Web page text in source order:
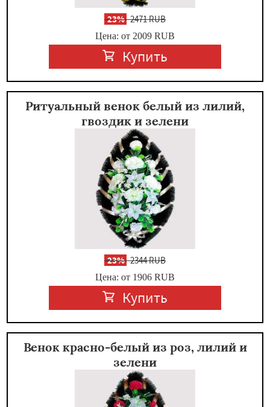
-23%2471 RUB
Цена: от 2009 RUB
Купить
Ритуальный венок белый из лилий,
гвоздик и зелени
-23%2344 RUB
Цена: от 1906 RUB
Купить
Венок красно-белый из роз, лилий и
зелени